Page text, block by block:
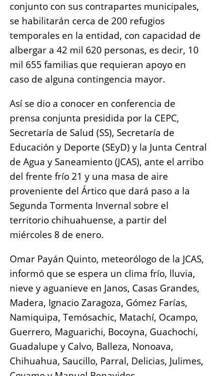
conjunto con sus contrapartes municipales,
se habilitarán cerca de 200 refugios
temporales en la entidad, con capacidad de
albergar a 42 mil 620 personas, es decir, 10
mil 655 familias que requieran apoyo en
caso de alguna contingencia mayor.
Así se dio a conocer en conferencia de
prensa conjunta presidida por la CEPC,
Secretaría de Salud (SS), Secretaría de
Educación y Deporte (SEyD) y la Junta Central
de Agua y Saneamiento (JCAS), ante el arribo
del frente frío 21 y una masa de aire
proveniente del Ártico que dará paso a la
Segunda Tormenta Invernal sobre el
territorio chihuahuense, a partir del
miércoles 8 de enero.
Omar Payán Quinto, meteorólogo de la JCAS,
informó que se espera un clima frío, lluvia,
nieve y aguanieve en Janos, Casas Grandes,
Madera, Ignacio Zaragoza, Gómez Farías,
Namiquipa, Temósachic, Matachí, Ocampo,
Guerrero, Maguarichi, Bocoyna, Guachochi,
Guadalupe y Calvo, Balleza, Nonoava,
Chihuahua, Saucillo, Parral, Delicias, Julimes,